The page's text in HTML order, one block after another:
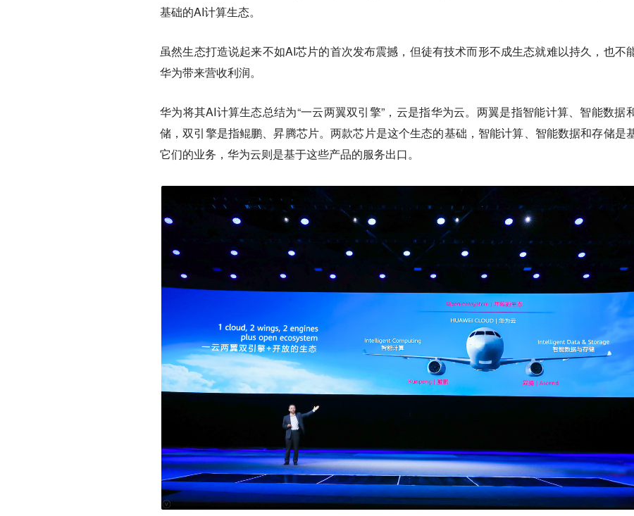
基础的AI计算生态。
虽然生态打造说起来不如AI芯片的首次发布震撼，但徒有技术而形不成生态就难以持久，也不
华为带来营收利润。
华为将其AI计算生态总结为“一云两翼双引擎”，云是指华为云。两翼是指智能计算、智能数据
储，双引擎是指鲲鹏、昇腾芯片。两款芯片是这个生态的基础，智能计算、智能数据和存储是
它们的业务，华为云则是基于这些产品的服务出口。